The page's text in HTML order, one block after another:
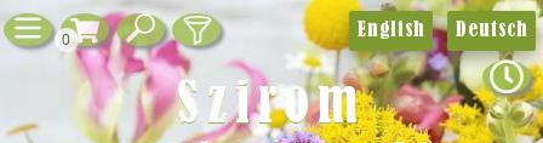
0
English Deutsch
Szirom